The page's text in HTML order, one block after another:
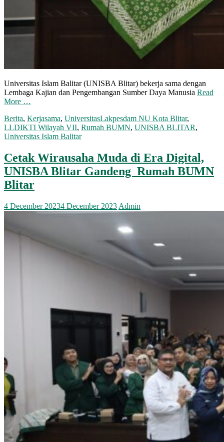
Universitas Islam Balitar (UNISBA Blitar) bekerja sama dengan
Lembaga Kajian dan Pengembangan Sumber Daya Manusia Read
More …
Berita, Kerjasama, UniversitasLakpesdam NU Kota Blitar,
LLDIKTI Wilayah VII, Rumah BUMN, UNISBA BLITAR,
Universitas Islam Balitar
Cetak Wirausaha Muda di Era Digital,
UNISBA Blitar Gandeng Rumah BUMN
Blitar
4 December 20234 December 2023 Admin